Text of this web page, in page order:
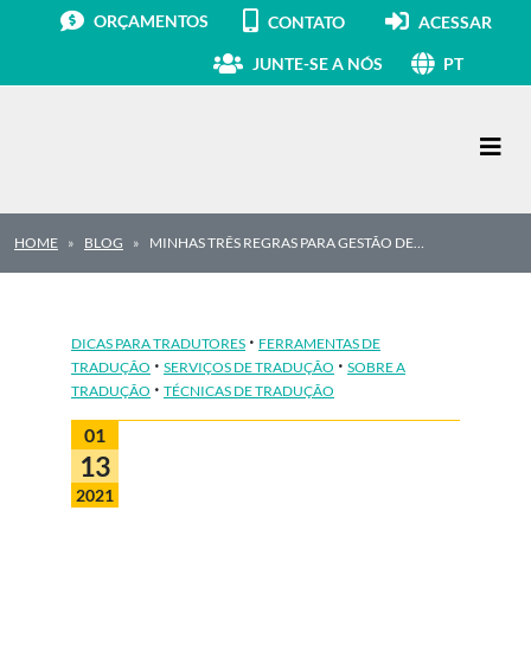
ORÇAMENTOS CONTATO ACESSAR
JUNTE-SE A NÓS PT
HOME BLOG MINHAS TRÊS REGRAS PARA GESTÃO DE…
DICAS PARA TRADUTORES · FERRAMENTAS DE
TRADUÇÃO · SERVIÇOS DE TRADUÇÃO · SOBRE A
TRADUÇÃO · TÉCNICAS DE TRADUÇÃO
01
13
2021